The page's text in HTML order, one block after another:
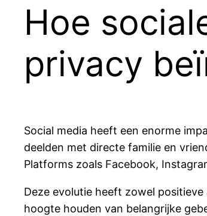
Hoe
privacy
Social media heeft een enorme
deelden met directe familie en
Platforms zoals Facebook,
Deze evolutie heeft zowel
hoogte houden van belangrijke